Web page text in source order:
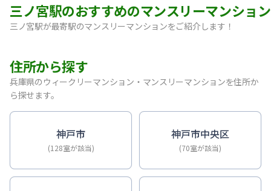
三ノ宮駅のおすすめのマンスリーマンション
三ノ宮駅が最寄駅のマンスリーマンションをご紹介します！
【三宮・花時計前】SステイEL神戸三宮磯上通｜禁煙ルー
【神戸・三宮】Sステイ神戸三宮ジアコスモ｜禁煙ルーム
【神戸・三宮】Sステイ三宮ソレイユ｜Wi-Fi無料・禁煙・
【三宮・花時計前】Sステイ三宮駅前ルシール｜禁煙ルー
【神戸・三宮】Sステイ三宮駅前７｜禁煙ルーム・Wi-Fiレ
【三宮・貿易センター】Sステイ三宮貿易センター前2｜
住所から探す
兵庫県のウィークリーマンション・マンスリーマンションを住所か
ら探せます。
神戸市
(128室が該当)
神戸市中央区
(70室が該当)